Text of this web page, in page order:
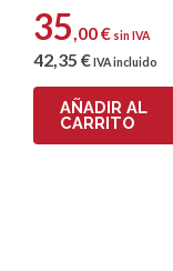
Correo electrónico
35,00€ sin IVA
42,35 € IVA incluido
AÑADIR AL
CARRITO